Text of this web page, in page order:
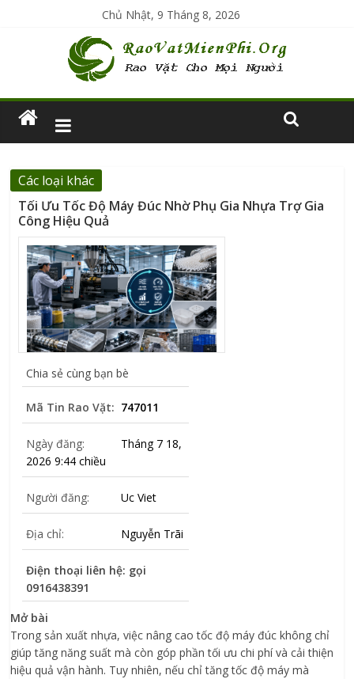
Chủ Nhật, 9 Tháng 8, 2026
Các loại khác
Tối Ưu Tốc Độ Máy Đúc Nhờ Phụ Gia Nhựa Trợ Gia
Công Hiệu Quả
Chia sẻ cùng bạn bè
Mã Tin Rao Vặt: 747011
Ngày đăng:
Tháng 7 18,
2026 9:44 chiều
Người đăng: Uc Viet
Địa chỉ: Nguyễn Trãi
Điện thoại liên hệ: gọi
0916438391
Mở bài
Trong sản xuất nhựa, việc nâng cao tốc độ máy đúc không chỉ
giúp tăng năng suất mà còn góp phần tối ưu chi phí và cải thiện
hiệu quả vận hành. Tuy nhiên, nếu chỉ tăng tốc độ máy mà